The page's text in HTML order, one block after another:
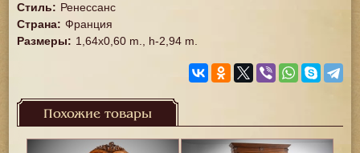
Стиль: Ренессанс
Страна: Франция
Размеры: 1,64x0,60 m., h-2,94 m.
Похожие товары